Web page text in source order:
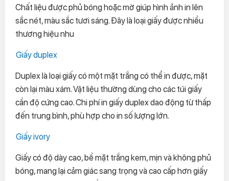
Chất liệu được phủ bóng hoặc mờ giúp hình ảnh in lên
sắc nét, màu sắc tươi sáng. Đây là loại giấy được nhiều
thương hiệu nhu
Giấy duplex
Duplex là loại giấy có một mặt trắng có thể in được, mặt
còn lại màu xám. Vật liệu thường dùng cho các túi giấy
cần độ cứng cao. Chi phí in giấy duplex dao động từ thấp
đến trung bình, phù hợp cho in số lượng lớn.
Giấy ivory
Giấy có độ dày cao, bề mặt trắng kem, mịn và không phủ
bóng, mang lại cảm giác sang trọng và cao cấp hơn giấy